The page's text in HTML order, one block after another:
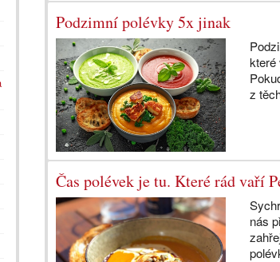
Podzimní polévky 5x jinak
které
z
Čas polévek je tu. Které rád vaří
nás